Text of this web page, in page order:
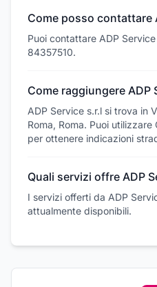
Come posso contattare
Puoi contattare ADP
84357510.
Come raggiungere ADP
ADP Service s.r.l si trova in
Roma, Roma. Puoi
per ottenere indicazioni
Quali servizi offre ADP
I servizi offerti da ADP
attualmente disponibili.